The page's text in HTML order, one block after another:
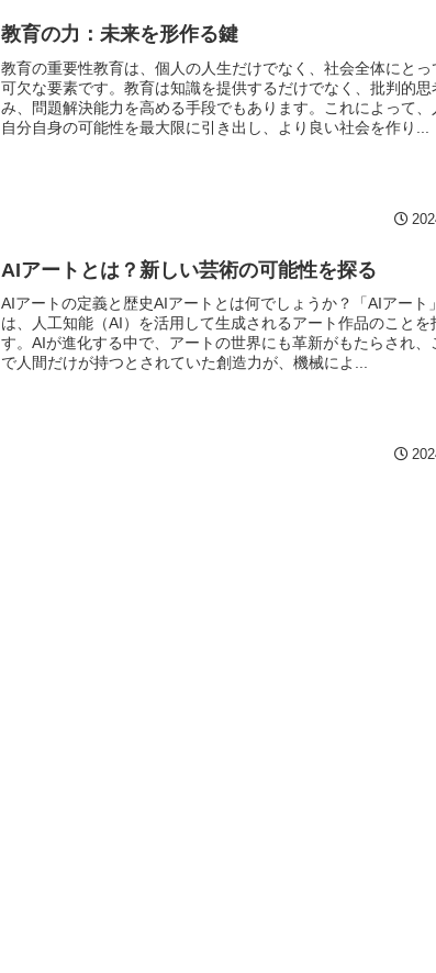
教育の力：未来を形作る鍵
教育の重要性教育は、個人の人生だけでなく、社会全体にとっ
可欠な要素です。教育は知識を提供するだけでなく、批判的思
み、問題解決能力を高める手段でもあります。これによって、
自分自身の可能性を最大限に引き出し、より良い社会を作り...
AIアートとは？新しい芸術の可能性を探る
AIアートの定義と歴史AIアートとは何でしょうか？「AIアート
は、人工知能（AI）を活用して生成されるアート作品のことを
す。AIが進化する中で、アートの世界にも革新がもたらされ、
で人間だけが持つとされていた創造力が、機械によ...